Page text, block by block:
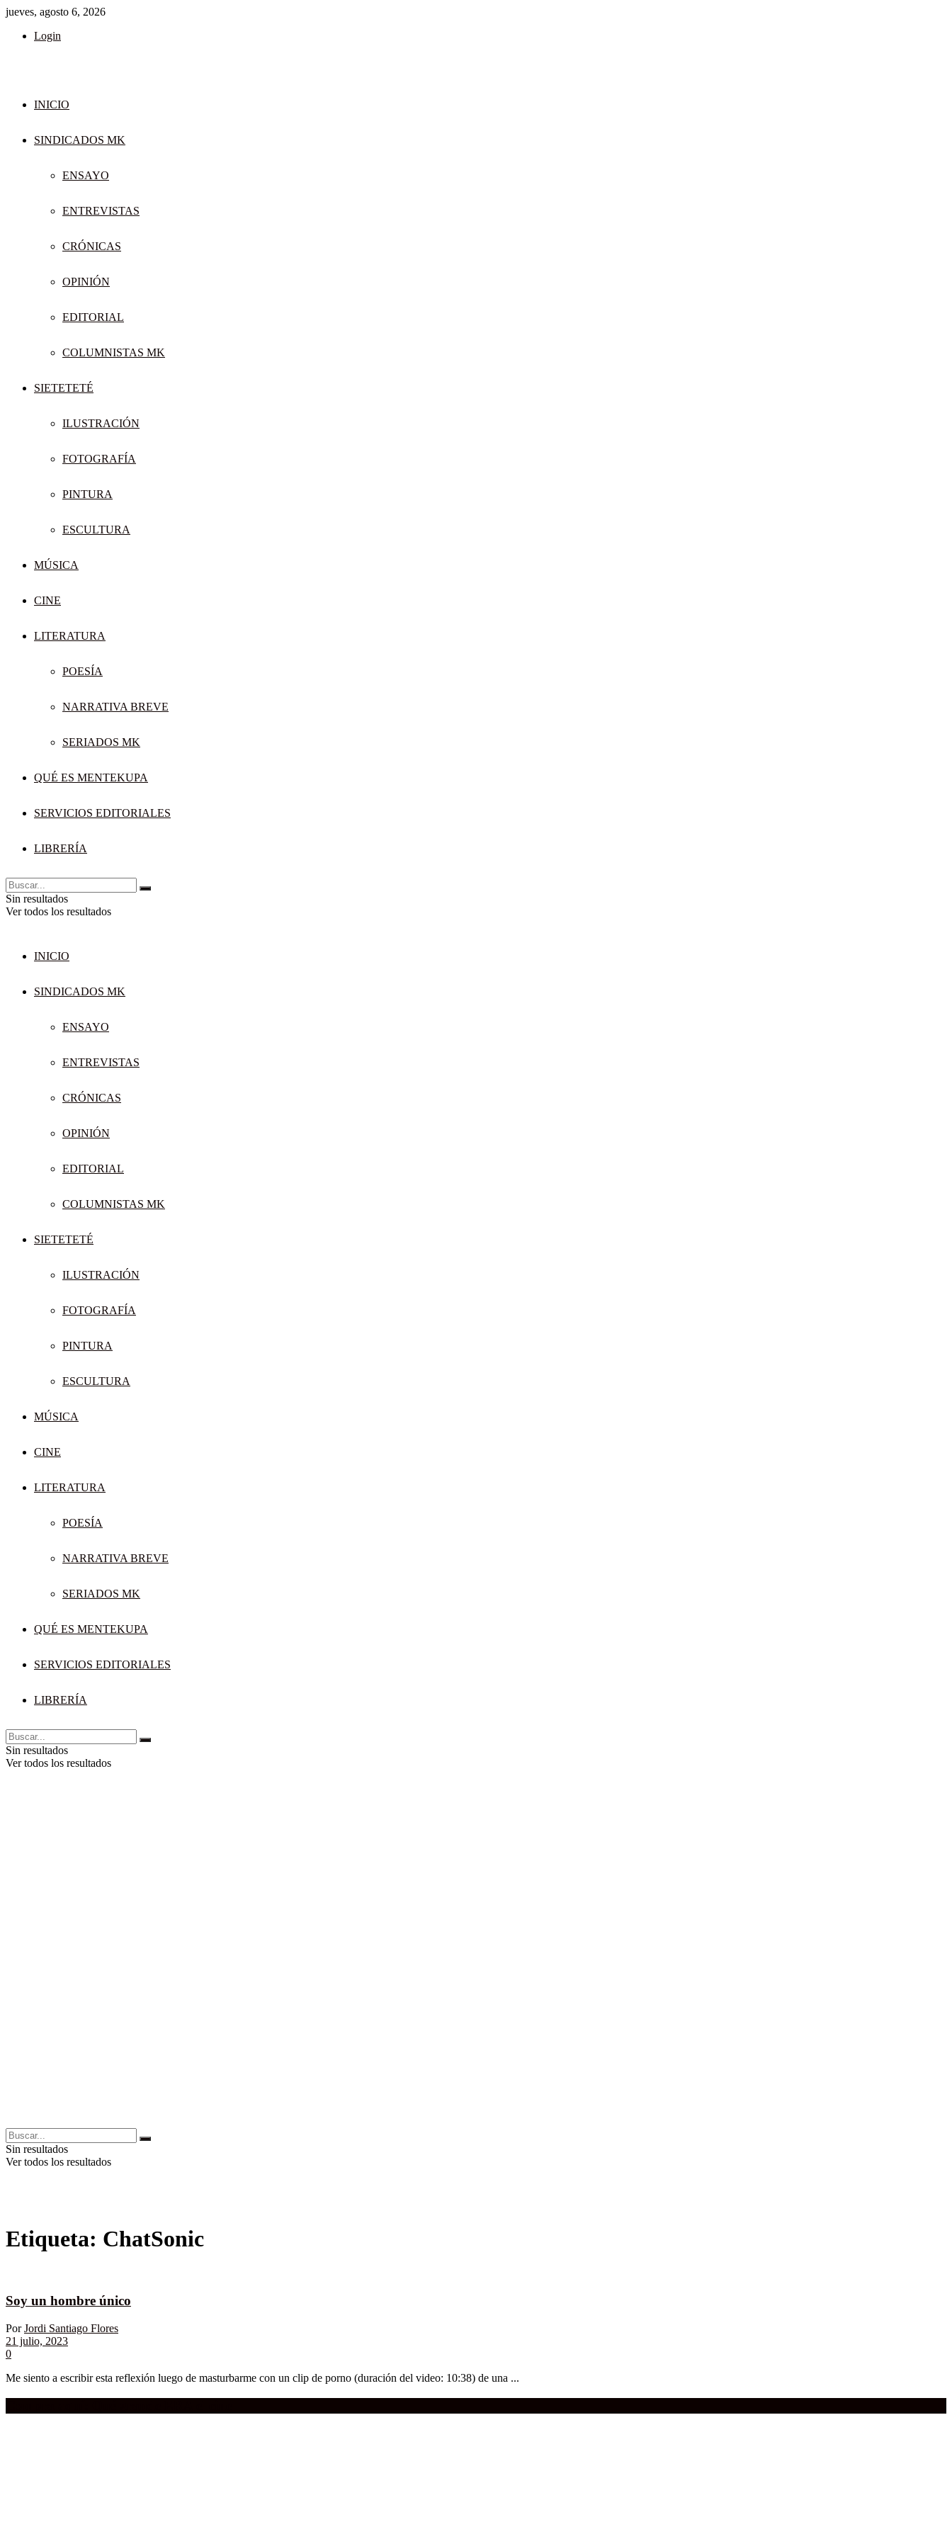
jueves, agosto 6, 2026
Login
INICIO
SINDICADOS MK
ENSAYO
ENTREVISTAS
CRÓNICAS
OPINIÓN
EDITORIAL
COLUMNISTAS MK
SIETETETÉ
ILUSTRACIÓN
FOTOGRAFÍA
PINTURA
ESCULTURA
MÚSICA
CINE
LITERATURA
POESÍA
NARRATIVA BREVE
SERIADOS MK
QUÉ ES MENTEKUPA
SERVICIOS EDITORIALES
LIBRERÍA
Sin resultados
Ver todos los resultados
INICIO
SINDICADOS MK
ENSAYO
ENTREVISTAS
CRÓNICAS
OPINIÓN
EDITORIAL
COLUMNISTAS MK
SIETETETÉ
ILUSTRACIÓN
FOTOGRAFÍA
PINTURA
ESCULTURA
MÚSICA
CINE
LITERATURA
POESÍA
NARRATIVA BREVE
SERIADOS MK
QUÉ ES MENTEKUPA
SERVICIOS EDITORIALES
LIBRERÍA
Sin resultados
Ver todos los resultados
Sin resultados
Ver todos los resultados
Etiqueta: ChatSonic
Soy un hombre único
Por Jordi Santiago Flores
21 julio, 2023
0
Me siento a escribir esta reflexión luego de masturbarme con un clip de porno (duración del video: 10:38) de una ...